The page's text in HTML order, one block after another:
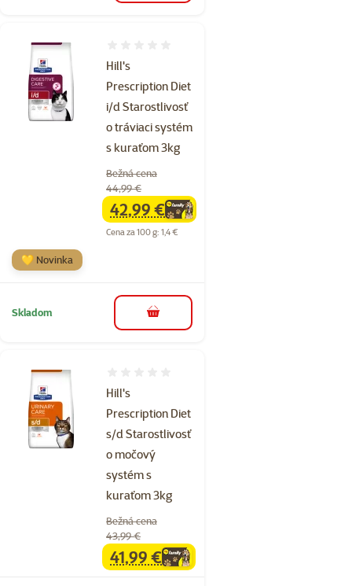
Hill's
Prescription Diet
i/d Starostlivosť
o tráviaci systém
s kuraťom 3kg
Bežná cena
44,99 €
familycena
42,99 €
Cena za 100 g: 1,4 €
💛 Novinka
Skladom do košíka
Hill's
Prescription Diet
s/d Starostlivosť
o močový
systém s
kuraťom 3kg
Bežná cena
43,99 €
familycena
41,99 €